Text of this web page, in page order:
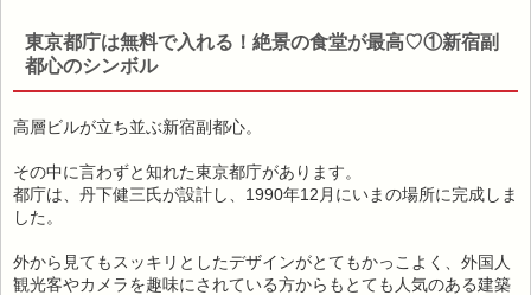
東京都庁は無料で入れる！絶景の食堂が最高♡①新宿副
都心のシンボル
高層ビルが立ち並ぶ新宿副都心。
その中に言わずと知れた東京都庁があります。
都庁は、丹下健三氏が設計し、1990年12月にいまの場所に完成しま
した。
外から見てもスッキリとしたデザインがとてもかっこよく、外国人
観光客やカメラを趣味にされている方からもとても人気のある建築